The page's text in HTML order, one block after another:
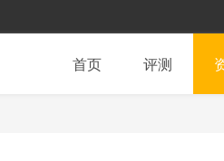
首页 评测